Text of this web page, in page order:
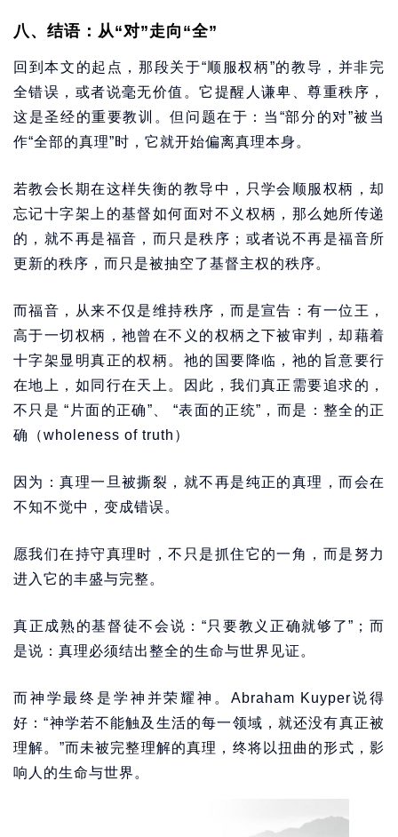
八、结语：从“对”走向“全”
回到本文的起点，那段关于“顺服权柄”的教导，并非完
全错误，或者说毫无价值。它提醒人谦卑、尊重秩序，
这是圣经的重要教训。但问题在于：当“部分的对”被当
作“全部的真理”时，它就开始偏离真理本身。
若教会长期在这样失衡的教导中，只学会顺服权柄，却
忘记十字架上的基督如何面对不义权柄，那么她所传递
的，就不再是福音，而只是秩序；或者说不再是福音所
更新的秩序，而只是被抽空了基督主权的秩序。
而福音，从来不仅是维持秩序，而是宣告：有一位王，
高于一切权柄，祂曾在不义的权柄之下被审判，却藉着
十字架显明真正的权柄。祂的国要降临，祂的旨意要行
在地上，如同行在天上。因此，我们真正需要追求的，
不只是 “片面的正确”、 “表面的正统”，而是：整全的正
确（wholeness of truth）
因为：真理一旦被撕裂，就不再是纯正的真理，而会在
不知不觉中，变成错误。
愿我们在持守真理时，不只是抓住它的一角，而是努力
进入它的丰盛与完整。
真正成熟的基督徒不会说：“只要教义正确就够了”；而
是说：真理必须结出整全的生命与世界见证。
而神学最终是学神并荣耀神。Abraham Kuyper说得
好：“神学若不能触及生活的每一领域，就还没有真正被
理解。”而未被完整理解的真理，终将以扭曲的形式，影
响人的生命与世界。